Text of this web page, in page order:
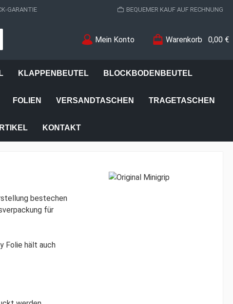
GARANTIE BEQUEMER KAUF AUF RECHNUNG
Mein Konto Warenkorb 0,00 €
KLAPPENBEUTEL BLOCKBODENBEUTEL
FOLIEN VERSANDTASCHEN TRAGETASCHEN
KONTAKT
bestechen
für
Folie hält auch